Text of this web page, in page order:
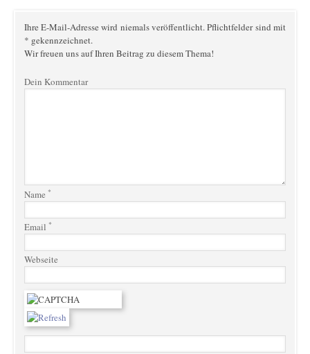
Ihre E-Mail-Adresse wird niemals veröffentlicht. Pflichtfelder sind mit
* gekennzeichnet.
Wir freuen uns auf Ihren Beitrag zu diesem Thema!
Dein Kommentar
Name *
Email *
Webseite